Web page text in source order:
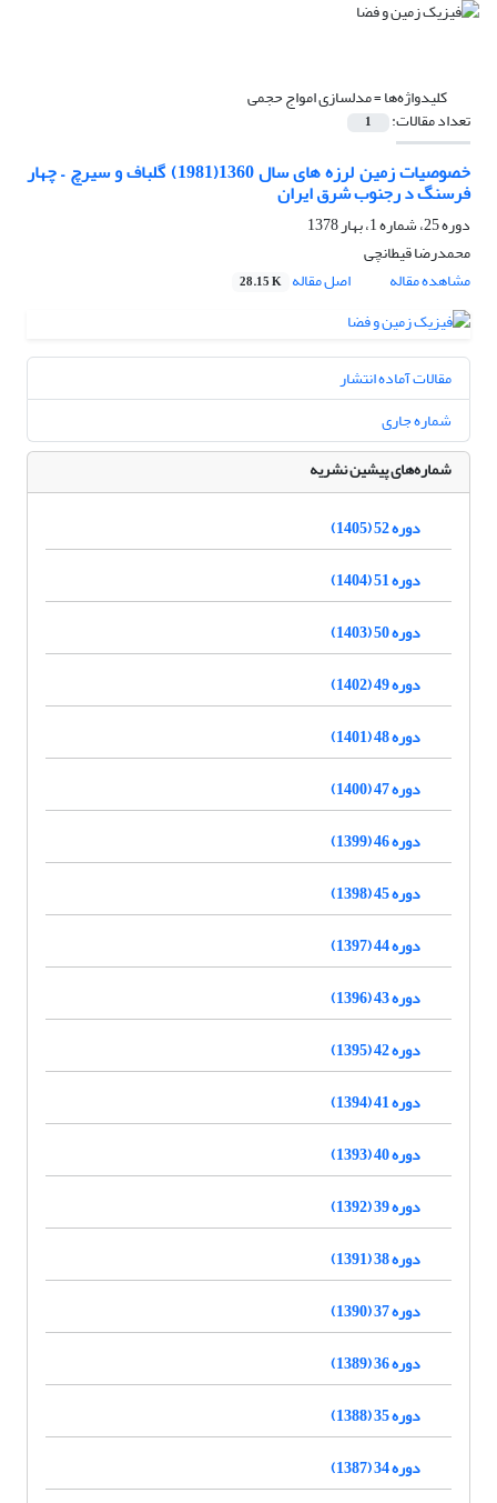
کلیدواژه‌ها =مدلسازی امواج حجمی
تعداد مقالات: 1
خصوصیات زمین لرزه های سال 1360(1981) گلباف و سیرچ – چهار
فرسنگ د رجنوب شرق ایران
دوره 25، شماره 1، بهار 1378
محمدرضا قیطانچی
مشاهده مقاله
اصل مقاله 28.15 K
مقالات آماده انتشار
شماره جاری
شماره‌های پیشین نشریه
دوره 52 (1405)
دوره 51 (1404)
دوره 50 (1403)
دوره 49 (1402)
دوره 48 (1401)
دوره 47 (1400)
دوره 46 (1399)
دوره 45 (1398)
دوره 44 (1397)
دوره 43 (1396)
دوره 42 (1395)
دوره 41 (1394)
دوره 40 (1393)
دوره 39 (1392)
دوره 38 (1391)
دوره 37 (1390)
دوره 36 (1389)
دوره 35 (1388)
دوره 34 (1387)